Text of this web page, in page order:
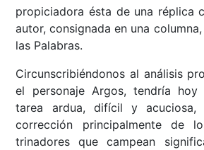
propiciadora ésta de una réplica
autor, consignada en una
las Palabras.
Circunscribiéndonos al análisis
el personaje Argos, tendría hoy
tarea ardua, difícil y
corrección principalmente de
trinadores que campean